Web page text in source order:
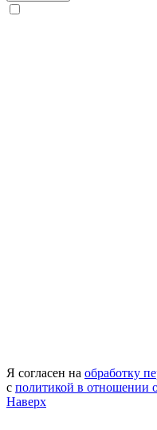
Я согласен на обработку
с политикой в отношении
Наверх